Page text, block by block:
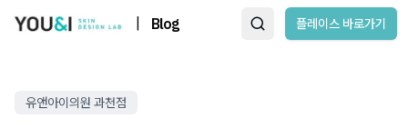
Blog 플레이스 바로가기
유앤아이의원 과천점